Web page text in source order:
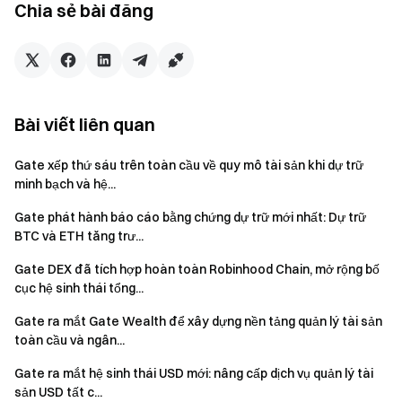
duyệt tại các khu vực pháp lý như Malta, Ý, Gibraltar và
cho việc Gate tham gia vào hệ thống thanh toán toàn cầu.
là một bước tiến quan trọng tiếp theo của Gate trong lĩnh
tiếp tục tăng cường kết nối với các mạng lưới thanh toán
toàn cầu, mở rộng phạm vi ứng dụng tài sản số trong các
kịch bản thanh toán trên cơ sở tuân thủ, đồng thời thúc đẩy
sự phát triển tích hợp giữa công nghệ trên chuỗi và hệ thống
Nội dung này không cấu thành bất kỳ báo giá, lời mời gọi
hoặc tư vấn nào. Quý khách luôn cần tham khảo ý kiến
chuyên gia độc lập trước khi đưa ra quyết định đầu tư. Xin
Chia sẻ bài đăng
Bài viết liên quan
Gate xếp thứ sáu trên toàn cầu về quy mô tài sản khi dự trữ
minh bạch và hệ...
Gate phát hành báo cáo bằng chứng dự trữ mới nhất: Dự trữ
BTC và ETH tăng trư...
Gate DEX đã tích hợp hoàn toàn Robinhood Chain, mở rộng bố
cục hệ sinh thái tổng...
Gate ra mắt Gate Wealth để xây dựng nền tảng quản lý tài sản
toàn cầu và ngân...
Gate ra mắt hệ sinh thái USD mới: nâng cấp dịch vụ quản lý tài
sản USD tất c...